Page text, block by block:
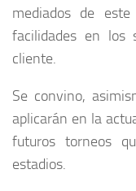
mediados de
facilidades en los
cliente.
Se convino,
aplicarán en la
futuros torneos
estadios.